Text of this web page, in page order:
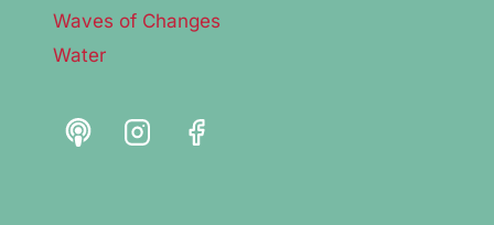
Waves of Changes
Water